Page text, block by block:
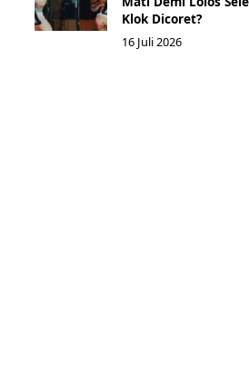
Klok Dicoret?
16 Juli 2026